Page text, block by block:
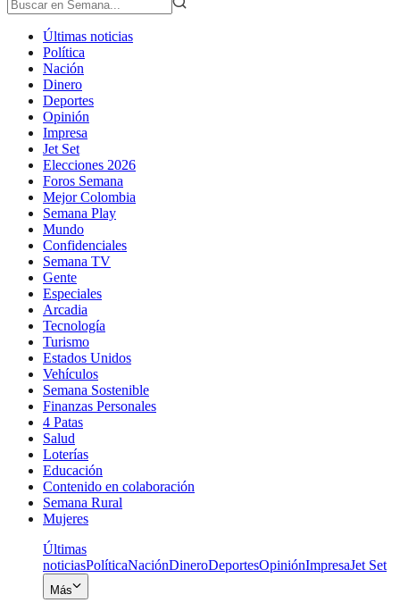
Últimas noticias
Política
Nación
Dinero
Deportes
Opinión
Impresa
Jet Set
Elecciones 2026
Foros Semana
Mejor Colombia
Semana Play
Mundo
Confidenciales
Semana TV
Gente
Especiales
Arcadia
Tecnología
Turismo
Estados Unidos
Vehículos
Semana Sostenible
Finanzas Personales
4 Patas
Salud
Loterías
Educación
Contenido en colaboración
Semana Rural
Mujeres
Últimas
noticiasPolíticaNaciónDineroDeportesOpiniónImpresaJet Set
Más